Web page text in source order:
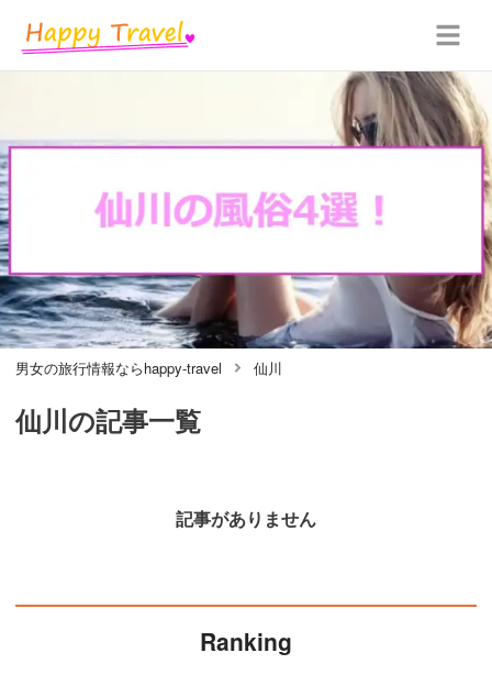
男女の旅行情報ならhappy-travel 仙川
仙川の記事一覧
記事がありません
Ranking